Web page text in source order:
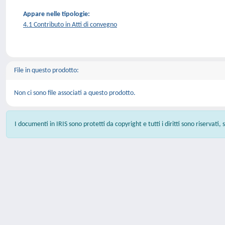
Appare nelle tipologie:
4.1 Contributo in Atti di convegno
File in questo prodotto:
Non ci sono file associati a questo prodotto.
I documenti in IRIS sono protetti da copyright e tutti i diritti sono riservati,